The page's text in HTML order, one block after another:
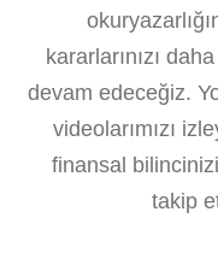
kararlarınızı
devam edeceğiz.
videolarımızı
finansal
takip